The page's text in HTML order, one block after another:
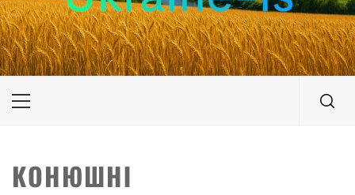
UKRAINE-IS
ПОДОРОЖI ПО УКРАЇНІ
Primary
КОНЮШНІ